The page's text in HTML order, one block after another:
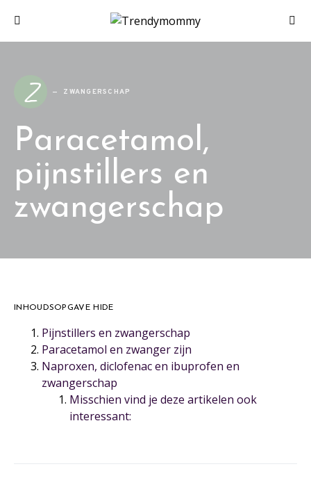
Z ZWANGERSCHAP
Paracetamol,
pijnstillers en
zwangerschap
INHOUDSOPGAVE HIDE
Pijnstillers en zwangerschap
Paracetamol en zwanger zijn
Naproxen, diclofenac en ibuprofen en
zwangerschap
Misschien vind je deze artikelen ook
interessant: